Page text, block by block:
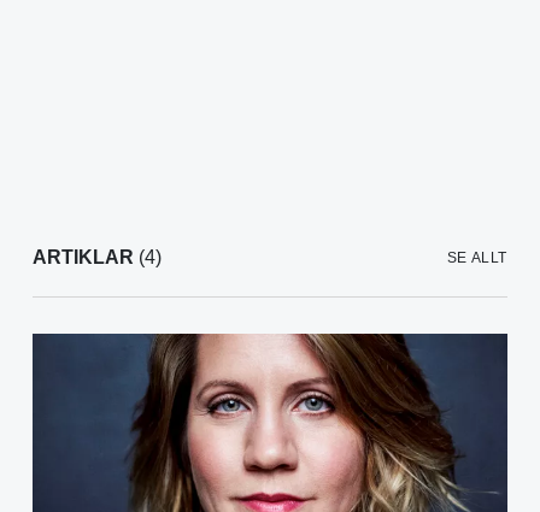
ARTIKLAR (4) SE ALLT